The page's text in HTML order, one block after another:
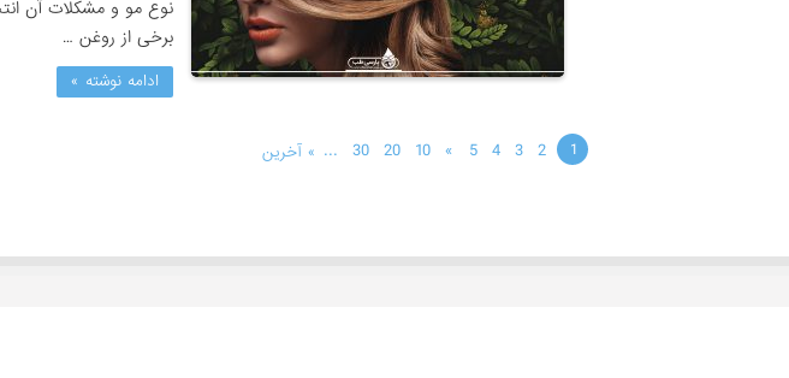
نوع مو و مشکلات آن
برخی از روغن …
ادامه نوشته »
1
2
3
4
5
»
10
20
30
... » آخرین